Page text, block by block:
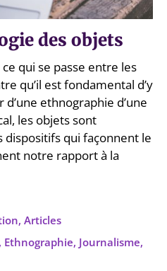
des objets
ce qui se passe entre les
qu’il est fondamental d’y
ethnographie d’une
les objets sont
dispositifs qui façonnent le
notre rapport à la
, Articles
, Ethnographie, Journalisme,